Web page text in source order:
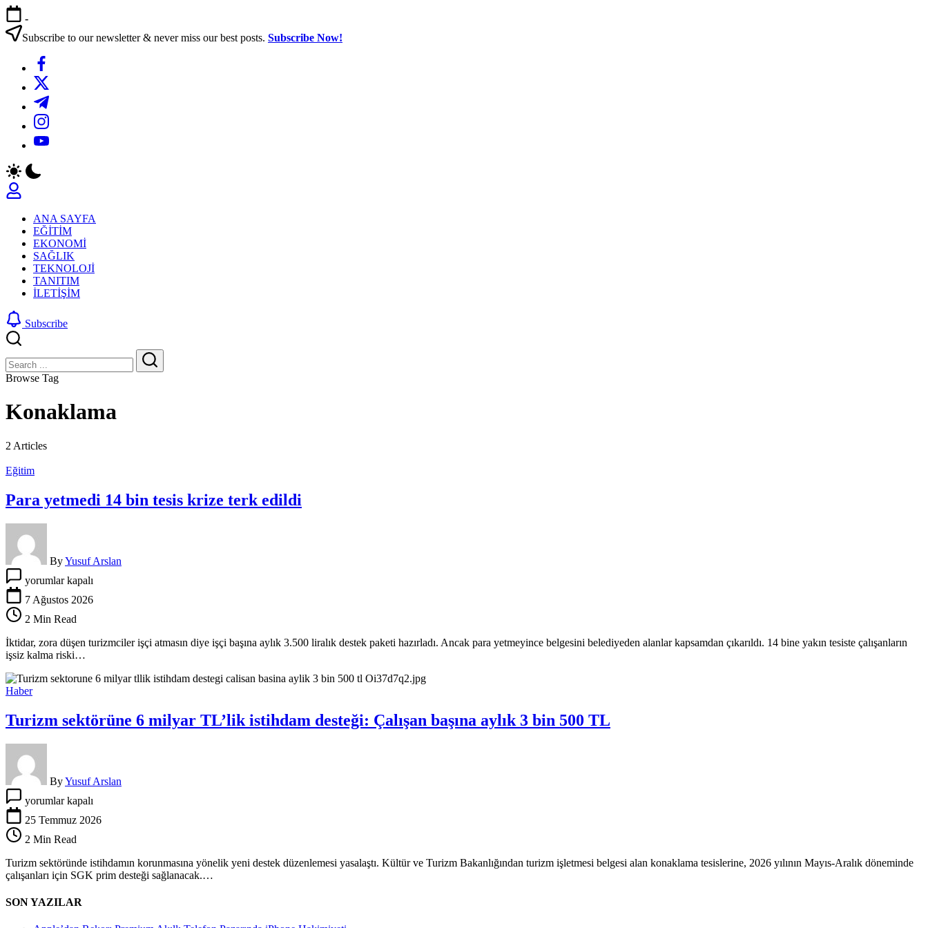
Skip
to
content
-
Subscribe to our newsletter & never miss our best posts. Subscribe Now!
https://www.facebook.com/
https://twitter.com/
https://t.me/
https://www.instagram.com/
https://youtube.com/
ANA SAYFA
EĞİTİM
EKONOMİ
SAĞLIK
TEKNOLOJİ
TANITIM
İLETİŞİM
Subscribe
Search
Search
Browse Tag
Konaklama
2 Articles
Eğitim
Para yetmedi 14 bin tesis krize terk edildi
ByYusuf Arslan
yetmedi
14
tesis
terk
edildi
için
yorumlar kapalı
7 Ağustos 2026
2 Min Read
İktidar, zora düşen turizmciler işçi atmasın diye işçi başına aylık 3.500 liralık destek paketi hazırladı. Ancak para yetmeyince belgesini belediyeden alanlar kapsamdan çıkarıldı. 14 bine yakın tesiste çalışanların
işsiz kalma riski…
Haber
Turizm sektörüne 6 milyar TL’lik istihdam desteği: Çalışan başına aylık 3 bin 500 TL
ByYusuf Arslan
sektörüne
6
TL’lik
desteği:
Çalışan
aylık
yorumlar kapalı
25 Temmuz 2026
2 Min Read
Turizm sektöründe istihdamın korunmasına yönelik yeni destek düzenlemesi yasalaştı. Kültür ve Turizm Bakanlığından turizm işletmesi belgesi alan konaklama tesislerine, 2026 yılının Mayıs-Aralık döneminde
çalışanları için SGK prim desteği sağlanacak.…
SON YAZILAR